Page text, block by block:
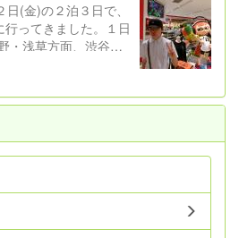
ても印象に残りまし
らなくては」と考え
っている先がどこか
の理解と支援につい
福祉大学教授 小玉
見られました。 最
ダンス」を踊りまし
いう間で、お別れす
定です。
(金)の２泊３日で、
ってきました。１日
・浅草方面、渋谷・
見学、３日目はスカ
楽しんできました。
では美味しい食事と
３日間を満喫してき